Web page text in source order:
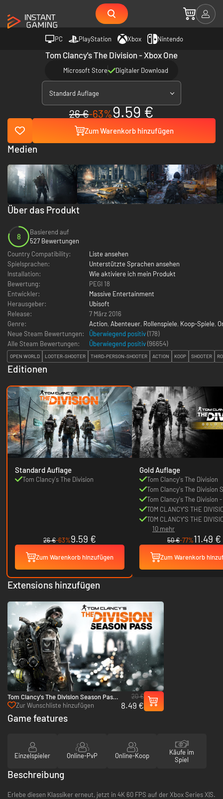
PC PlayStation Xbox Nintendo
Tom Clancy's The Division - Xbox One
Microsoft Store Digitaler Download
Standard Auflage
26 €-63%9.59 €
Zum Warenkorb hinzufügen
Über das Produkt
8
Basierend auf
527 Bewertungen
Country Compatibility:
Liste ansehen
Spielsprachen:
Unterstützte Sprachen ansehen
Installation:
Wie aktiviere ich mein Produkt
Bewertung:
PEGI 18
Entwickler:
Massive Entertainment
Herausgeber:
Ubisoft
Release:
7 März 2016
Genre:
Action, Abenteuer, Rollenspiele, Koop-Spiele,
Neue Steam Bewertungen:
Überwiegend positiv(178)
Alle Steam Bewertungen:
Überwiegend positiv(96654)
OPEN WORLD LOOTER-SHOOTER THIRD-PERSON-SHOOTER ACTION KOOP SHOOTER
Editionen
Standard Auflage
Tom Clancy's The Division
26 €-63%9.59 €
Zum Warenkorb hinzufügen
Gold Auflage
Tom Clancy's The Division
Tom Clancy's The Division
Pass Exclusive Outfit
Tom Clancy's The Division -
Firefighter Pack
TOM CLANCY’S THE
Underground
TOM CLANCY'S THE
NATIONAL GUARD PACK
10 mehr
50 €-77%11.49 €
Zum Warenkorb
Extensions hinzufügen
Tom Clancy's The Division Season Pass -
Xbox One & Xbox Series X|S
Zur Wunschliste hinzufügen
20 €
8.49 €
Medien
Game features
Einzelspieler Online-PvP Online-Koop
Käufe im
Spiel
Beschreibung
Erlebe diesen Klassiker erneut, jetzt in 4K 60 FPS auf der Xbox Series X|S.